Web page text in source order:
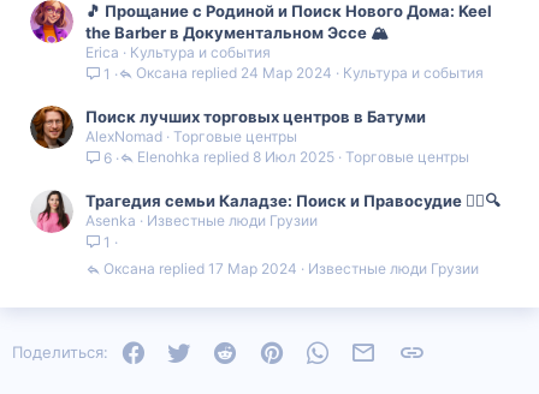
🎵 Прощание с Родиной и Поиск Нового Дома: Keel
the Barber в Документальном Эссе 🏔
Erica
Культура и события
1
Культура и события
24 Мар 2024
Оксана
Поиск лучших торговых центров в Батуми
AlexNomad Торговые центры
6
Торговые центры
8 Июл 2025
Elenohka
Трагедия семьи Каладзе: Поиск и Правосудие 🕵️‍♂️🔍
Asenka
Известные люди Грузии
1
Известные люди Грузии
17 Мар 2024
Оксана
Поделиться: FacebookTwitter Reddit PinterestWhatsAppЭлектронная почта